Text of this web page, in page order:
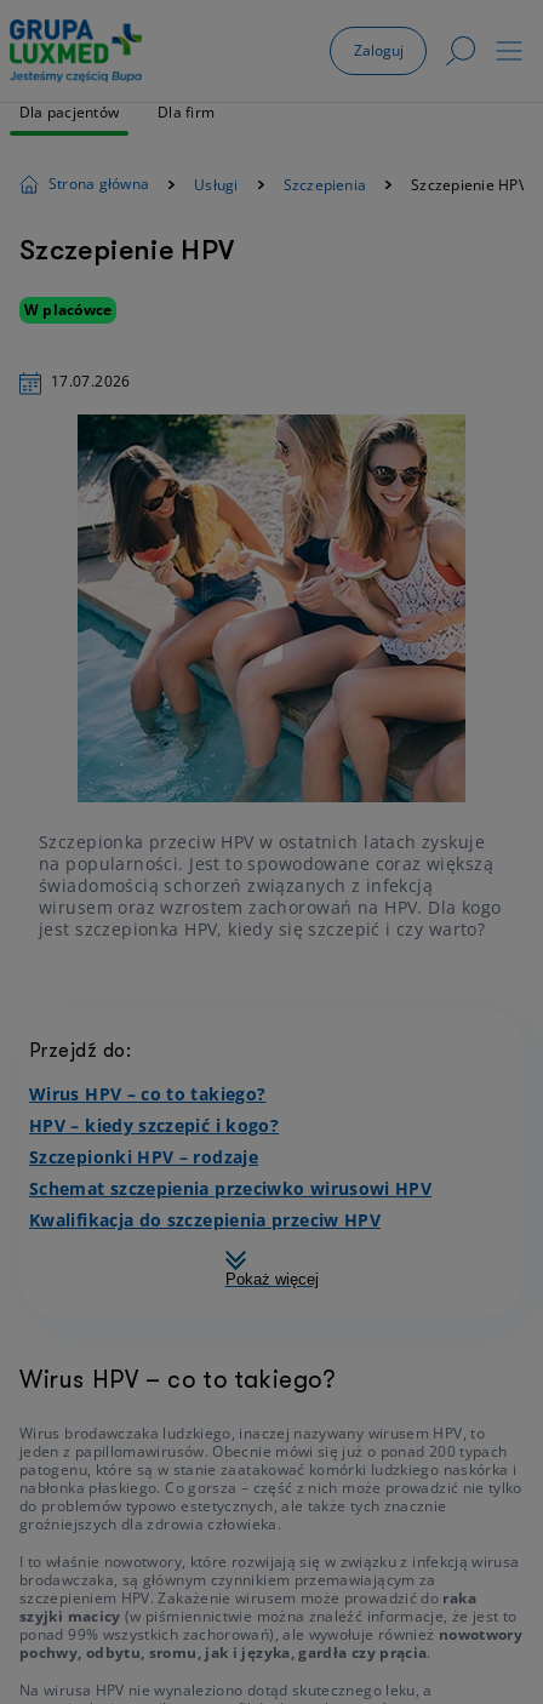
Zaloguj
Dla pacjentów Dla firm
Strona główna Usługi Szczepienia Szczepienie HPV
Szczepienie HPV
W placówce
17.07.2026
Szczepionka przeciw HPV w ostatnich latach zyskuje
na popularności. Jest to spowodowane coraz większą
świadomością schorzeń związanych z infekcją
wirusem oraz wzrostem zachorowań na HPV. Dla kogo
jest szczepionka HPV, kiedy się szczepić i czy warto?
Przejdź do:
Wirus HPV – co to takiego?
HPV – kiedy szczepić i kogo?
Szczepionki HPV – rodzaje
Schemat szczepienia przeciwko wirusowi HPV
Kwalifikacja do szczepienia przeciw HPV
Pokaż więcej
Wirus HPV – co to takiego?
Wirus brodawczaka ludzkiego, inaczej nazywany wirusem HPV, to
jeden z papillomawirusów. Obecnie mówi się już o ponad 200 typach
patogenu, które są w stanie zaatakować komórki ludzkiego naskórka i
nabłonka płaskiego. Co gorsza – część z nich może prowadzić nie tylko
do problemów typowo estetycznych, ale także tych znacznie
groźniejszych dla zdrowia człowieka.
I to właśnie nowotwory, które rozwijają się w związku z infekcją wirusa
brodawczaka, są głównym czynnikiem przemawiającym za
szczepieniem HPV. Zakażenie wirusem może prowadzić do raka
szyjki macicy(w piśmiennictwie można znaleźć informacje, że jest to
ponad 99% wszystkich zachorowań), ale wywołuje również nowotwory
pochwy, odbytu, sromu, jak i języka, gardła czy prącia.
Na wirusa HPV nie wynaleziono dotąd skutecznego leku, a